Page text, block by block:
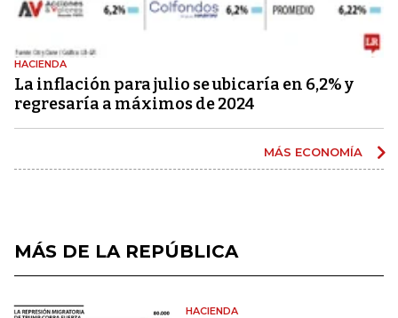
HACIENDA
La inflación para julio se ubicaría en 6,2% y
regresaría a máximos de 2024
MÁS ECONOMÍA
MÁS DE LA REPÚBLICA
HACIENDA